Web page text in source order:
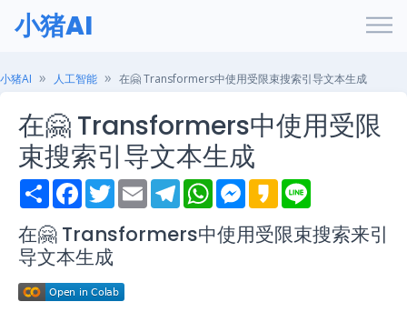
小猪AI
小猪AI 人工智能 在🤗 Transformers中使用受限束搜索引导文本生成
在🤗 Transformers中使用受限
束搜索引导文本生成
S
h
r
e
F
a
e
b
o
k
T
w
t
t
E
m
i
l
T
e
e
g
W
h
t
M
e
s
e
K
a
a
o
e
在🤗 Transformers中使用受限束搜索来引
导文本生成